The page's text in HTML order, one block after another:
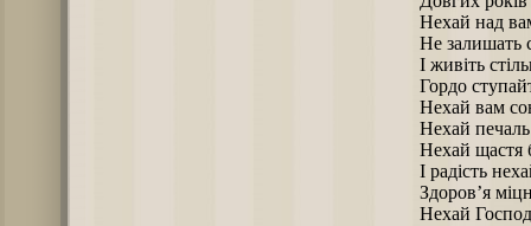
Нехай над
Не залишать
І живіть
Гордо
Нехай вам
Нехай
Нехай щастя
І радість
Здоров’я
Нехай